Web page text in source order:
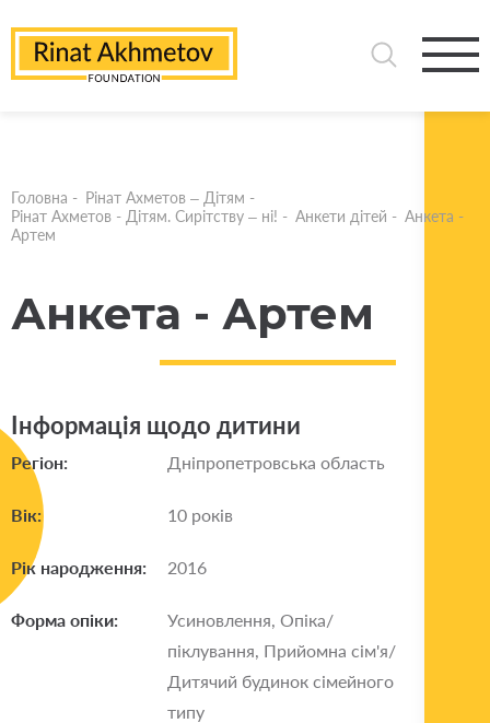
Головна - Рінат Ахметов – Дітям -
Рінат Ахметов - Дітям. Сирітству – ні! - Анкети дітей - Анкета -
Артем
Анкета - Артем
Інформація щодо дитини
Регіон: Дніпропетровська область
Вік: 10 років
Рік народження: 2016
Форма опіки:
Усиновлення, Опіка/
піклування, Прийомна сім'я/
Дитячий будинок сімейного
типу